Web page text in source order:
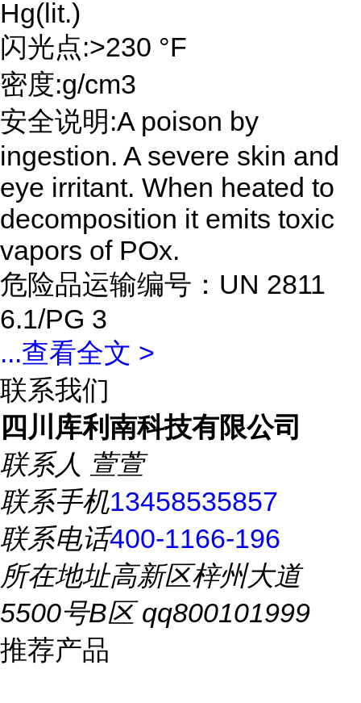
Hg(lit.)
闪光点:>230 °F
密度:g/cm3
安全说明:A poison by
ingestion. A severe skin and
eye irritant. When heated to
decomposition it emits toxic
vapors of POx.
危险品运输编号：UN 2811
6.1/PG 3
...查看全文 >
联系我们
四川库利南科技有限公司
联系人 萱萱
联系手机13458535857
联系电话400-1166-196
所在地址高新区梓州大道
5500号B区 qq800101999
推荐产品